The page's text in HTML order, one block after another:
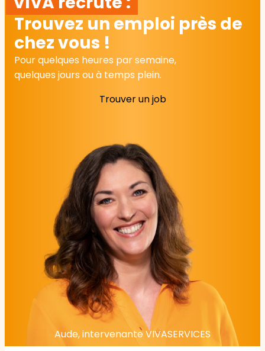
Trouvez un emploi près de
chez vous !
Pour quelques heures par semaine,
quelques jours ou à temps plein.
Trouver un job
Aude, intervenante VIVASERVICES